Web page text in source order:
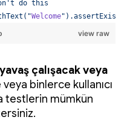
çalışacak veya
binlerce kullanıcı
testlerin mümkün